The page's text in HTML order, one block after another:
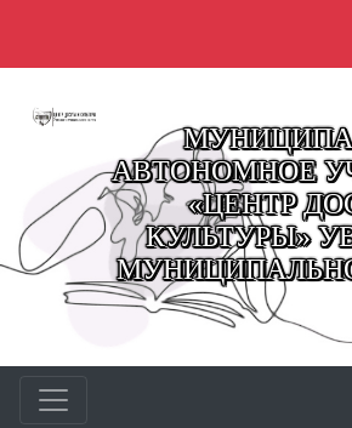
АВТОНОМНОЕ
«ЦЕНТР
КУЛЬТУРЫ»